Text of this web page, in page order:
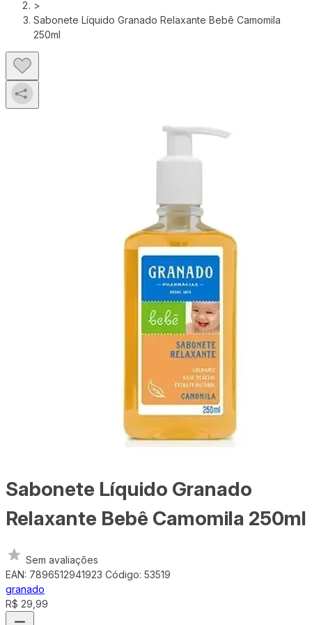
>
Sabonete Líquido Granado Relaxante Bebê Camomila
250ml
Sabonete Líquido Granado
Relaxante Bebê Camomila 250ml
Sem avaliações
EAN: 7896512941923 Código: 53519
granado
R$ 29,99